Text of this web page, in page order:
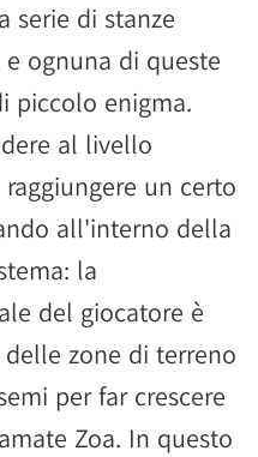
serie di stanze
ognuna di queste
piccolo enigma.
al livello
un certo
all'interno della
la
del giocatore è
zone di terreno
per far crescere
Zoa. In questo